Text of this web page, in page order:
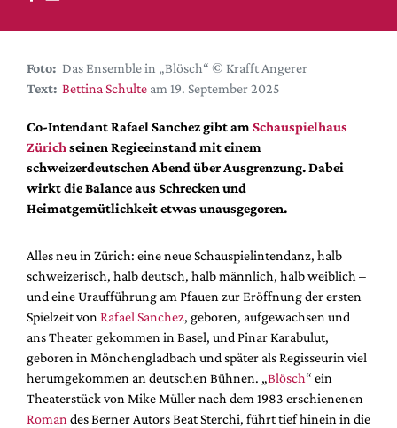
DdB-map
Premierensuche
Festival-Planer
Hefte
Alle Hefte
Leseproben
Podcast
Service
Shop / Abo
Newsletter
Redaktion
Autor:innen
Partner
Mediadaten
Foto: Das Ensemble in „Blösch“ © Krafft Angerer
Text: Bettina Schulte am 19. September 2025
Co-Intendant Rafael Sanchez gibt am Schauspielhaus
Zürich seinen Regieeinstand mit einem
schweizerdeutschen Abend über Ausgrenzung. Dabei
wirkt die Balance aus Schrecken und
Heimatgemütlichkeit etwas unausgegoren.
Alles neu in Zürich: eine neue Schauspielintendanz, halb
schweizerisch, halb deutsch, halb männlich, halb weiblich –
und eine Uraufführung am Pfauen zur Eröffnung der ersten
Spielzeit von Rafael Sanchez, geboren, aufgewachsen und
ans Theater gekommen in Basel, und Pinar Karabulut,
geboren in Mönchengladbach und später als Regisseurin viel
herumgekommen an deutschen Bühnen. „Blösch“ ein
Theaterstück von Mike Müller nach dem 1983 erschienenen
Roman des Berner Autors Beat Sterchi, führt tief hinein in die